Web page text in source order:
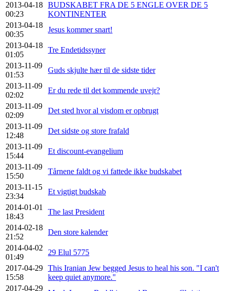
2013-04-18
00:23
BUDSKABET FRA DE 5 ENGLE OVER DE 5
KONTINENTER
2013-04-18
00:35
Jesus kommer snart!
2013-04-18
01:05
Tre Endetidssyner
2013-11-09
01:53
Guds skjulte hær til de sidste tider
2013-11-09
02:02
Er du rede til det kommende uvejr?
2013-11-09
02:09
Det sted hvor al visdom er opbrugt
2013-11-09
12:48
Det sidste og store frafald
2013-11-09
15:44
Et discount-evangelium
2013-11-09
15:50
Tårnene faldt og vi fattede ikke budskabet
2013-11-15
23:34
Et vigtigt budskab
2014-01-01
18:43
The last President
2014-02-18
21:52
Den store kalender
2014-04-02
01:49
29 Elul 5775
2017-04-29
15:58
This Iranian Jew begged Jesus to heal his son. "I can't
keep quiet anymore."
2017-04-29